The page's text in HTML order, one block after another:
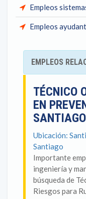
Empleos
Empleos
EMPLEOS
TÉCNICO
EN
SANTIAGO
Ubicación:
Santiago
Importante
ingeniería y
búsqueda de
Riesgos para